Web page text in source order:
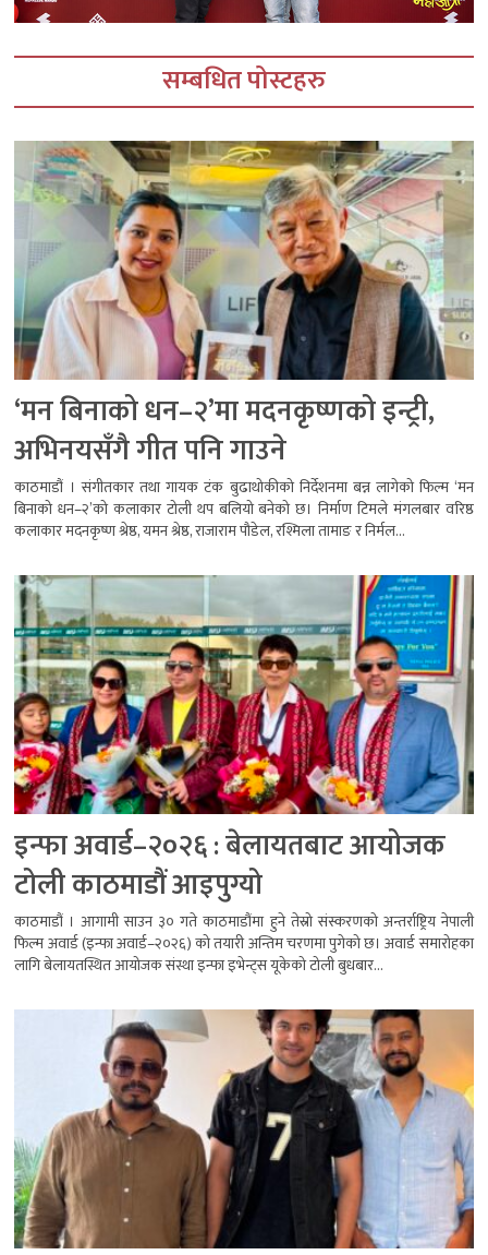
सम्बधित पोस्टहरु
‘मन बिनाको धन–२’मा मदनकृष्णको इन्ट्री,
अभिनयसँगै गीत पनि गाउने
काठमाडौं । संगीतकार तथा गायक टंक बुढाथोकीको निर्देशनमा बन्न लागेको फिल्म ‘मन
बिनाको धन–२’को कलाकार टोली थप बलियो बनेको छ। निर्माण टिमले मंगलबार वरिष्ठ
कलाकार मदनकृष्ण श्रेष्ठ, यमन श्रेष्ठ, राजाराम पौडेल, रश्मिला तामाङ र निर्मल...
इन्फा अवार्ड–२०२६ : बेलायतबाट आयोजक
टोली काठमाडौं आइपुग्यो
काठमाडौं । आगामी साउन ३० गते काठमाडौंमा हुने तेस्रो संस्करणको अन्तर्राष्ट्रिय नेपाली
फिल्म अवार्ड (इन्फा अवार्ड–२०२६) को तयारी अन्तिम चरणमा पुगेको छ। अवार्ड समारोहका
लागि बेलायतस्थित आयोजक संस्था इन्फा इभेन्ट्स यूकेको टोली बुधबार...